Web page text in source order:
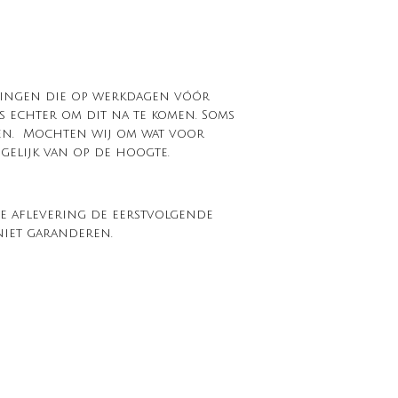
die op werkdagen vóór
om dit na te komen. Soms
Mochten wij om wat voor
van op de hoogte.
aflevering de eerstvolgende
garanderen.